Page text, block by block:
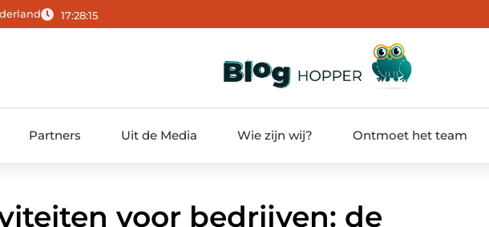
17:28:16
Partners Uit de Media Wie zijn wij? Ontmoet het team
voor bedrijven: de